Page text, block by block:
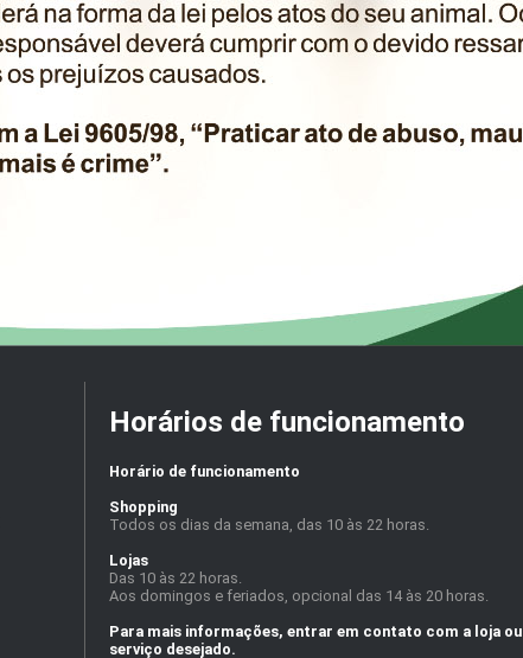
Horários de funcionamento
Horário de funcionamento
Shopping
Todos os dias da semana, das 10 às 22 horas.
Lojas
Das 10 às 22 horas.
Aos domingos e feriados, opcional das 14 às 20 horas.
Para mais informações, entrar em contato com a loja ou
serviço desejado.